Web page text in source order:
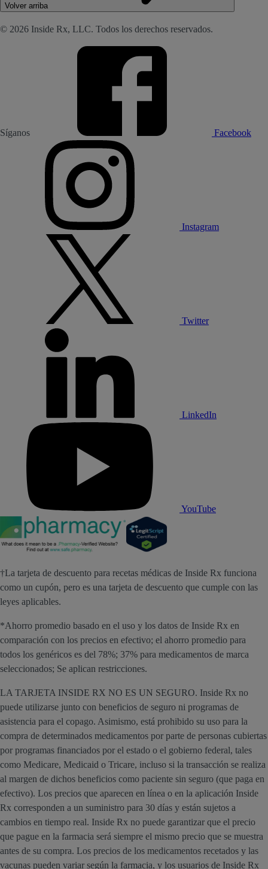
Volver arriba
© 2026 Inside Rx, LLC. Todos los derechos reservados.
Síganos Facebook
Instagram
Twitter
LinkedIn
YouTube
†La tarjeta de descuento para recetas médicas de Inside Rx funciona
como un cupón, pero es una tarjeta de descuento que cumple con las
leyes aplicables.
*Ahorro promedio basado en el uso y los datos de Inside Rx en
comparación con los precios en efectivo; el ahorro promedio para
todos los genéricos es del 78%; 37% para medicamentos de marca
seleccionados; Se aplican restricciones.
LA TARJETA INSIDE RX NO ES UN SEGURO. Inside Rx no
puede utilizarse junto con beneficios de seguro ni programas de
asistencia para el copago. Asimismo, está prohibido su uso para la
compra de determinados medicamentos por parte de personas cubiertas
por programas financiados por el estado o el gobierno federal, tales
como Medicare, Medicaid o Tricare, incluso si la transacción se realiza
al margen de dichos beneficios como paciente sin seguro (que paga en
efectivo). Los precios que aparecen en línea o en la aplicación Inside
Rx corresponden a un suministro para 30 días y están sujetos a
cambios en tiempo real. Inside Rx no puede garantizar que el precio
que pague en la farmacia será siempre el mismo precio que se muestra
antes de su compra. Los precios de los medicamentos recetados y las
vacunas pueden variar según la farmacia, y los usuarios de Inside Rx